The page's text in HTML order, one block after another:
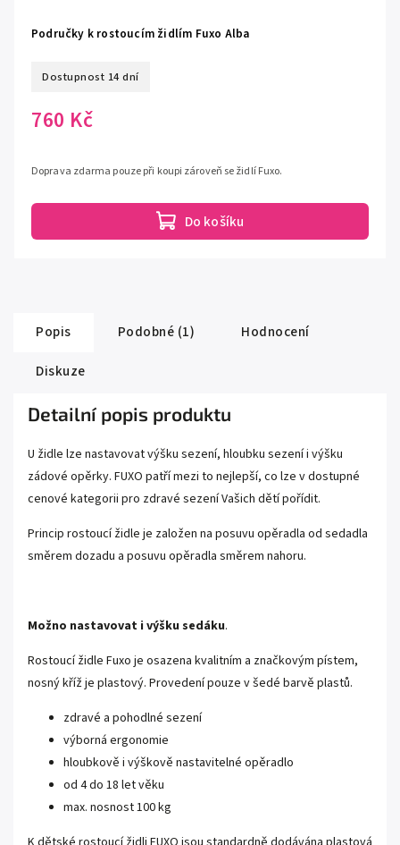
Područky k rostoucím židlím Fuxo Alba
Dostupnost 14 dní
760 Kč
Do košíku
Doprava zdarma pouze při koupi zároveň se židlí Fuxo.
Popis Podobné (1)
Hodnocení
Diskuze
Detailní popis produktu
U židle lze nastavovat výšku sezení, hloubku sezení i výšku
zádové opěrky. FUXO patří mezi to nejlepší, co lze v dostupné
cenové kategorii pro zdravé sezení Vašich dětí pořídit.
Princip rostoucí židle je založen na posuvu opěradla od sedadla
směrem dozadu a posuvu opěradla směrem nahoru.
Možno nastavovat i výšku sedáku.
Rostoucí židle Fuxo je osazena kvalitním a značkovým pístem,
nosný kříž je plastový. Provedení pouze v šedé barvě plastů.
zdravé a pohodlné sezení
výborná ergonomie
hloubkově i výškově nastavitelné opěradlo
od 4 do 18 let věku
max. nosnost 100 kg